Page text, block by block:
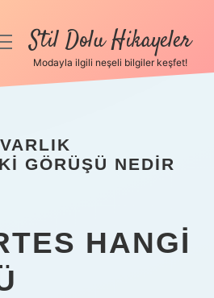
Stil Dolu Hikayeler
Modayla ilgili neşeli bilgiler keşfet!
GÖRÜŞÜ NEDIR
HANGI